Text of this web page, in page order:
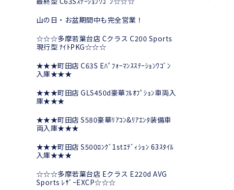
山の日・お盆期間中も完全営業！
☆☆☆多摩若葉台店 Cクラス C200 Sports
現行型 ﾅｲﾄPKG☆☆☆
★★★町田店 C63S Eﾊﾟﾌｫｰﾏﾝｽｽﾃｰｼｮﾝﾜｺﾞﾝ
入庫★★★
★★★町田店 GLS450d豪華ﾌﾙｵﾌﾟｼｮﾝ車両入
庫★★★
★★★町田店 S580豪華ﾘｱｺﾝ&ﾘｱｴﾝﾀ装備車
両入庫★★★
★★★町田店 S500ﾛﾝｸﾞ1stｴﾃﾞｨｼｮﾝ 63ｽﾀｲﾙ
入庫★★★
☆☆☆多摩若葉台店 Eクラス E220d AVG
Sports ﾚｻﾞｰEXCP☆☆☆